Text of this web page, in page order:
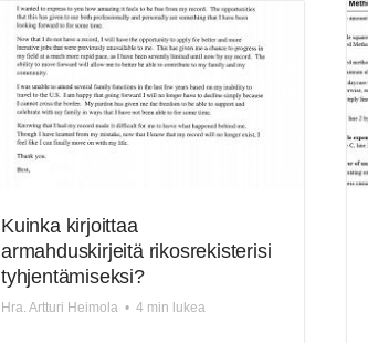
Kuinka kirjoittaa
armahduskirjeitä rikosrekisterisi
tyhjentämiseksi?
Hra. Artturi Heimola • 4 min lukea